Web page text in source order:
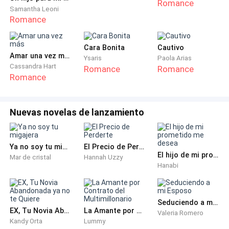
corriendo a la habitación matrimonial.
Me duché y me puse el vestido negro que se ajustaba
a mi cintura, nada extravagante; él odiaba lo
exagerado. Me peiné el cabello y, por último, tomé el
labial rojo y lo pasé sobre mis labios; me quedé un
suave. —Este tampoco es muy pálido; lo voy a
espantar. —Probé con un tono más marrón. —Mucho
mejor.
Sonreí para el espejo y di media vuelta para ver cómo
me quedaba el vestido; era perfecto, ¡a él le
encantará!
De repente oí la puerta de la casa abrirse y cerrarse de
Samantha Leoni
Romance
Romance
Amar una vez más
Cassandra Hart
Romance
Cara Bonita
Ysaris
Romance
Cautivo
Paola Arias
Romance
Nuevas novelas de lanzamiento
Ya no soy tu migajera
Mar de cristal
El Precio de Perderte
Hannah Uzzy El hijo de mi prometido me desea
Hanabi
EX, Tu Novia Abandonada ya no te Quiere
Kandy Orta
La Amante por Contrato del Multimillonario
Lummy
Seduciendo a mi Esposo
Valeria Romero